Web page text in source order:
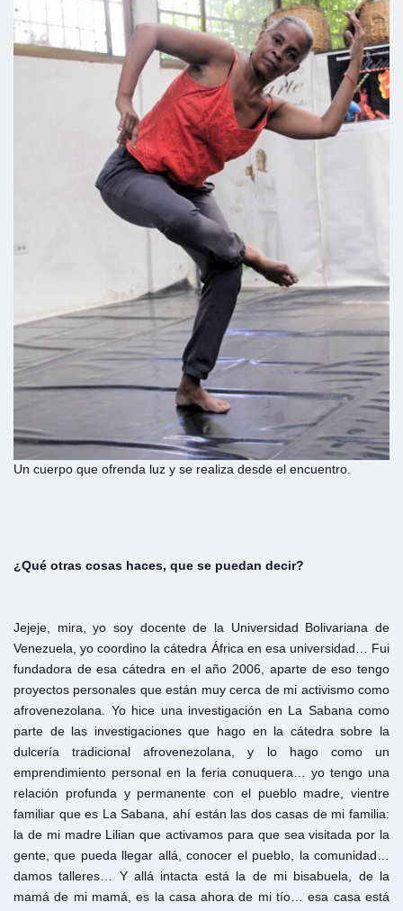
Un cuerpo que ofrenda luz y se realiza desde el encuentro.
¿Qué otras cosas haces, que se puedan decir?
Jejeje, mira, yo soy docente de la Universidad Bolivariana de
Venezuela, yo coordino la cátedra África en esa universidad… Fui
fundadora de esa cátedra en el año 2006, aparte de eso tengo
proyectos personales que están muy cerca de mi activismo como
afrovenezolana. Yo hice una investigación en La Sabana como
parte de las investigaciones que hago en la cátedra sobre la
dulcería tradicional afrovenezolana, y lo hago como un
emprendimiento personal en la feria conuquera… yo tengo una
relación profunda y permanente con el pueblo madre, vientre
familiar que es La Sabana, ahí están las dos casas de mi familia:
la de mi madre Lilian que activamos para que sea visitada por la
gente, que pueda llegar allá, conocer el pueblo, la comunidad…
damos talleres… Y allá intacta está la de mi bisabuela, de la
mamá de mi mamá, es la casa ahora de mi tío… esa casa está